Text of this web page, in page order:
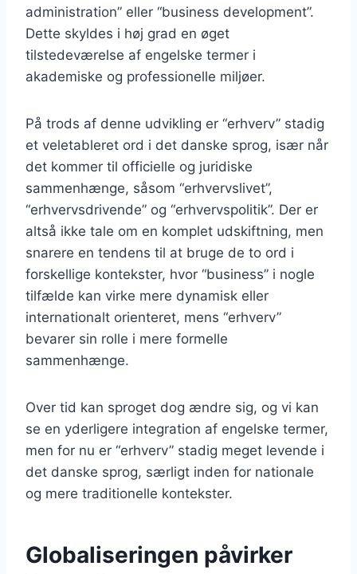
administration” eller “business development”.
Dette skyldes i høj grad en øget
tilstedeværelse af engelske termer i
akademiske og professionelle miljøer.
På trods af denne udvikling er “erhverv” stadig
et veletableret ord i det danske sprog, især når
det kommer til officielle og juridiske
sammenhænge, såsom “erhvervslivet”,
“erhvervsdrivende” og “erhvervspolitik”. Der er
altså ikke tale om en komplet udskiftning, men
snarere en tendens til at bruge de to ord i
forskellige kontekster, hvor “business” i nogle
tilfælde kan virke mere dynamisk eller
internationalt orienteret, mens “erhverv”
bevarer sin rolle i mere formelle
sammenhænge.
Over tid kan sproget dog ændre sig, og vi kan
se en yderligere integration af engelske termer,
men for nu er “erhverv” stadig meget levende i
det danske sprog, særligt inden for nationale
og mere traditionelle kontekster.
Globaliseringen påvirker